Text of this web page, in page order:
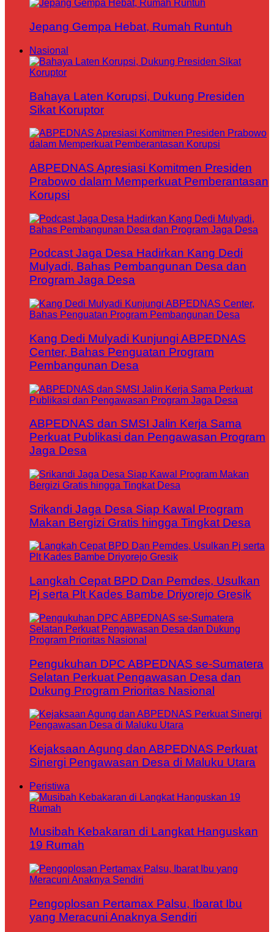
Jepang Gempa Hebat, Rumah Runtuh
Nasional
Bahaya Laten Korupsi, Dukung Presiden
Sikat Koruptor
ABPEDNAS Apresiasi Komitmen Presiden
Prabowo dalam Memperkuat Pemberantasan
Korupsi
Podcast Jaga Desa Hadirkan Kang Dedi
Mulyadi, Bahas Pembangunan Desa dan
Program Jaga Desa
Kang Dedi Mulyadi Kunjungi ABPEDNAS
Center, Bahas Penguatan Program
Pembangunan Desa
ABPEDNAS dan SMSI Jalin Kerja Sama
Perkuat Publikasi dan Pengawasan Program
Jaga Desa
Srikandi Jaga Desa Siap Kawal Program
Makan Bergizi Gratis hingga Tingkat Desa
Langkah Cepat BPD Dan Pemdes, Usulkan
Pj serta Plt Kades Bambe Driyorejo Gresik
Pengukuhan DPC ABPEDNAS se-Sumatera
Selatan Perkuat Pengawasan Desa dan
Dukung Program Prioritas Nasional
Kejaksaan Agung dan ABPEDNAS Perkuat
Sinergi Pengawasan Desa di Maluku Utara
Peristiwa
Musibah Kebakaran di Langkat Hanguskan
19 Rumah
Pengoplosan Pertamax Palsu, Ibarat Ibu
yang Meracuni Anaknya Sendiri